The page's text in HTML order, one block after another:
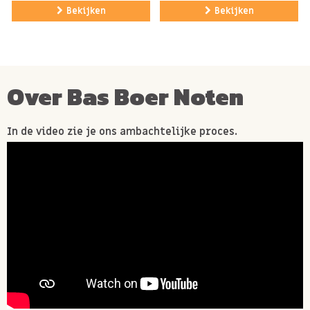
Van nature glutenvrij.
Bekijken Bekijken
Over Bas Boer Noten
In de video zie je ons ambachtelijke proces.